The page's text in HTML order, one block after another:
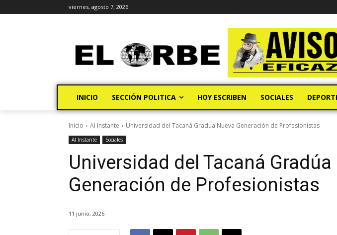
viernes, agosto 7, 2026
INICIO SECCIÓN POLITICA HOY ESCRIBEN SOCIALES
Inicio Al Instante Universidad del Tacaná Gradúa Nueva Generación de Profesionistas
Al Instante Sociales
Universidad del Tacaná Gradúa
Generación de Profesionistas
11 junio, 2026